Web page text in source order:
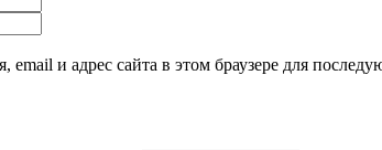
email и адрес сайта в этом браузере для